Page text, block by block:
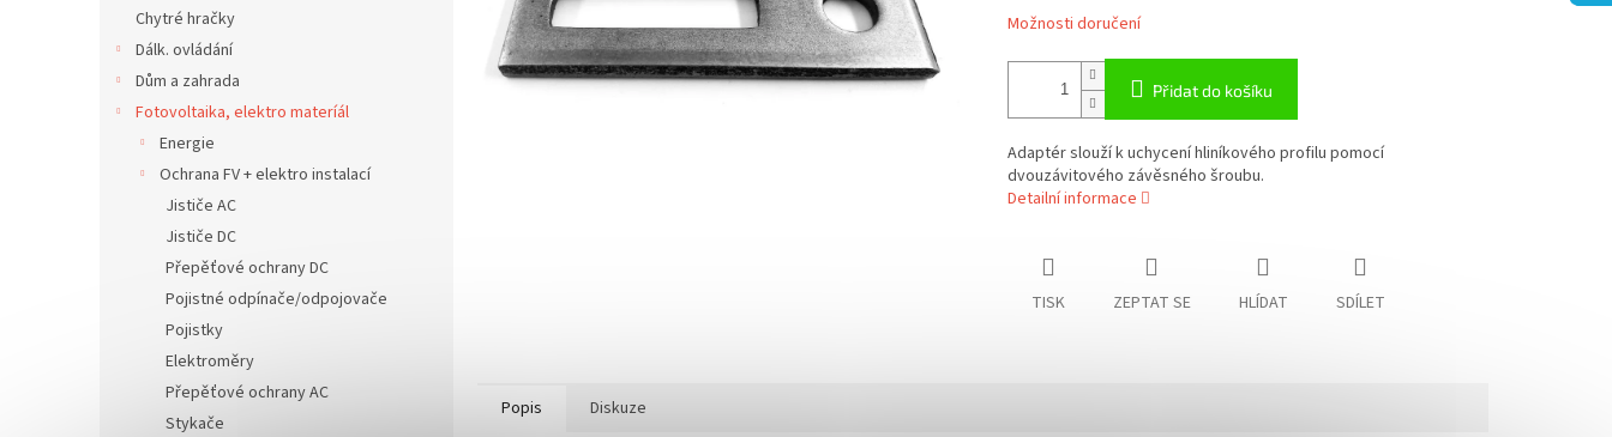
Chytré hračky
Dálk. ovládání
Dům a zahrada
Fotovoltaika, elektro materíál
Energie
Ochrana FV + elektro instalací
Jističe AC
Jističe DC
Přepěťové ochrany DC
Pojistné odpínače/odpojovače
Pojistky
Elektroměry
Přepěťové ochrany AC
Stykače
Možnosti doručení
Přidat do košíku
Adaptér slouží k uchycení hliníkového profilu pomocí
dvouzávitového závěsného šroubu.
Detailní informace
TISK ZEPTAT SE HLÍDAT SDÍLET
Popis Diskuze